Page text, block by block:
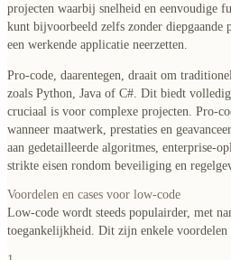
projecten waarbij snelheid en eenvoudige
kunt bijvoorbeeld zelfs zonder diepgaande
een werkende applicatie neerzetten.
Pro-code, daarentegen, draait om
zoals Python, Java of C#. Dit biedt
cruciaal is voor complexe projecten. Pro-
wanneer maatwerk, prestaties en
aan gedetailleerde algoritmes, enterprise-
strikte eisen rondom beveiliging en
Voordelen en cases voor low-code
Low-code wordt steeds populairder, met
toegankelijkheid. Dit zijn enkele voordelen